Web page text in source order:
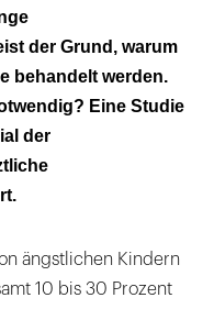
der Grund, warum
behandelt werden.
Eine Studie
der
ängstlichen Kindern
10 bis 30 Prozent